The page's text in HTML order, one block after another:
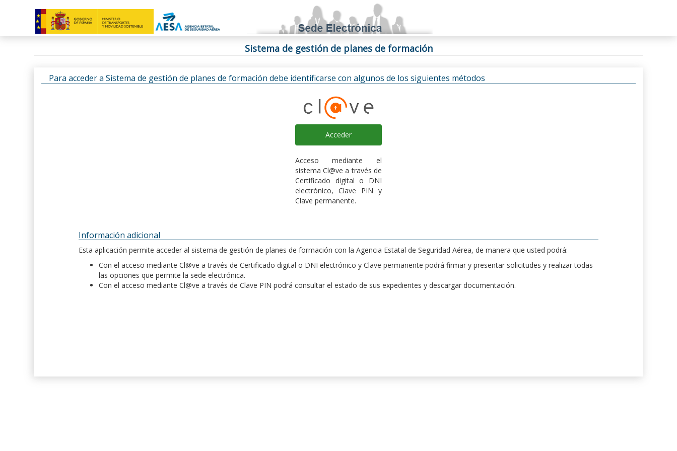
Sistema de gestión de planes de formación
Para acceder a Sistema de gestión de planes de formación debe identificarse con algunos de los siguientes métodos
Acceder
Acceso mediante el
sistema Cl@ve a través de
Certificado digital o DNI
electrónico, Clave PIN y
Clave permanente.
Información adicional
Esta aplicación permite acceder al sistema de gestión de planes de formación con la Agencia Estatal de Seguridad Aérea, de manera que usted podrá:
Con el acceso mediante Cl@ve a través de Certificado digital o DNI electrónico y Clave permanente podrá firmar y presentar solicitudes y realizar todas
las opciones que permite la sede electrónica.
Con el acceso mediante Cl@ve a través de Clave PIN podrá consultar el estado de sus expedientes y descargar documentación.